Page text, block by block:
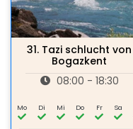
31. Tazi schlucht von
Bogazkent
08:00 - 18:30
Mo Di Mi Do Fr Sa